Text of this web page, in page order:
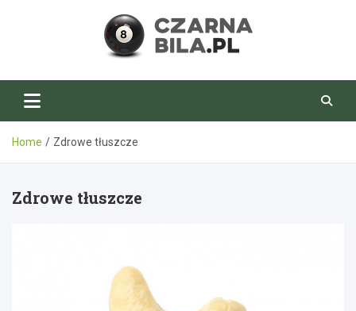
CzarnaBila.pl
Home Zdrowe tłuszcze
Zdrowe tłuszcze